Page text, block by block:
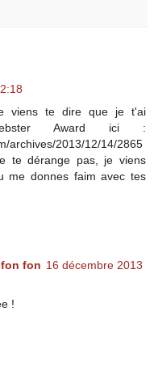
viens te dire que je t'ai
Award ici :
archives/2013/12/14/2865
te dérange pas, je viens
me donnes faim avec tes
fon 16 décembre 2013
!